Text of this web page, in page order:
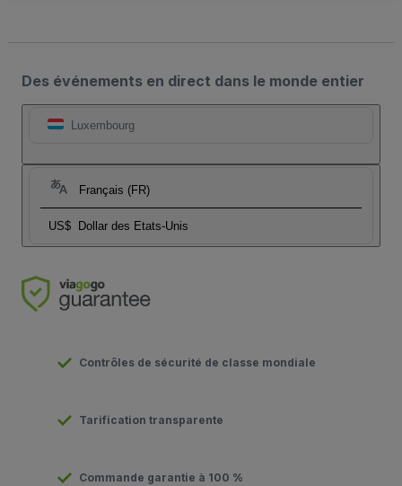
Des événements en direct dans le monde entier
Luxembourg
Français (FR)
US$ Dollar des Etats-Unis
Contrôles de sécurité de classe mondiale
Tarification transparente
Commande garantie à 100 %